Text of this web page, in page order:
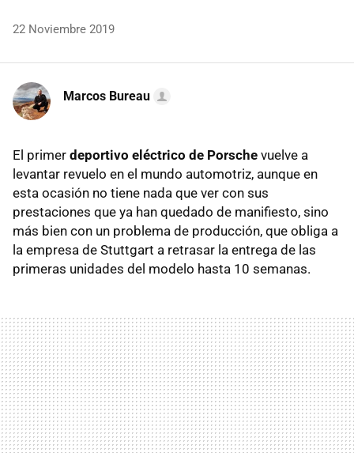
22 Noviembre 2019
Marcos Bureau
El primer deportivo eléctrico de Porsche vuelve a
levantar revuelo en el mundo automotriz, aunque en
esta ocasión no tiene nada que ver con sus
prestaciones que ya han quedado de manifiesto, sino
más bien con un problema de producción, que obliga a
la empresa de Stuttgart a retrasar la entrega de las
primeras unidades del modelo hasta 10 semanas.